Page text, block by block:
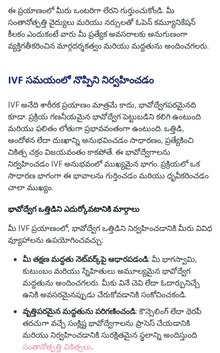
ఈ ప్రయాణంలో మీరు ఒంటరిగా లేరని గుర్తుంచుకోండి. మీ
సంతానోత్పత్తి వైద్యులు మరియు నర్సులతో ఓపెన్ కమ్యూనికేషన్
కీలకం ఎందుకంటే వారు మీ ప్రత్యేక అవసరాలకు అనుగుణంగా
వ్యక్తిగతీకరించిన మార్గదర్శకత్వం మరియు మద్దతును అందించగలరు.
IVF సమయంలో నొప్పిని నిర్వహించడం
IVF అనేది శారీరక ప్రయాణం మాత్రమే కాదు, భావోద్వేగపరమైనది
కూడా. ప్రక్రియ గణనీయమైన భావోద్వేగ పెట్టుబడిని కలిగి ఉంటుంది
మరియు ఫలితం లోతుగా ప్రభావవంతంగా ఉంటుంది. ఒత్తిడి,
ఆందోళన లేదా దుఃఖాన్ని అనుభవించడం సాధారణం, ప్రత్యేకించి
చికిత్స చక్రం విజయవంతం కాకపోతే. ఈ భావోద్వేగాలను
నిర్వహించడం IVF అనుభవంలో ముఖ్యమైన భాగం. ప్రక్రియలో ఒక
సాధారణ భాగంగా ఈ భావాలను గుర్తించడం మరియు ధృవీకరించడం
చాలా ముఖ్యం.
భావోద్వేగ ఒత్తిడిని ఎదుర్కోవటానికి మార్గాలు
మీ IVF ప్రయాణంలో, భావోద్వేగ ఒత్తిడిని నిర్వహించడానికి మీరు వివిధ
వ్యూహాలను ఉపయోగించవచ్చు:
మీ తక్షణ మద్దతు నెట్‌వర్క్‌పై ఆధారపడండి: మీ భాగస్వామి,
కుటుంబం మరియు స్నేహితులు అమూల్యమైన భావోద్వేగ
మద్దతును అందించగలరు. మీకు వినే చెవి లేదా ఓదార్పునిచ్చే
ఉనికి అవసరమైనప్పుడు చేరుకోవడానికి సంకోచించకండి.
వృత్తిపరమైన మద్దతును పరిగణించండి: కౌన్సెలింగ్ లేదా థెరపీ
తరచుగా వచ్చే సంక్లిష్ట భావోద్వేగాలను ప్రాసెస్ చేయడానికి
మరియు నిర్వహించడానికి సురక్షితమైన స్థలాన్ని అందిస్తుంది
సంతానోత్పత్తి చికిత్సలు.